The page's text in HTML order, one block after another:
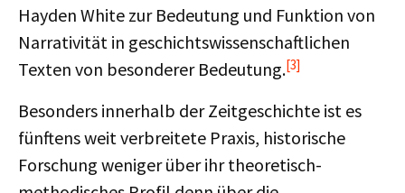
Hayden White zur Bedeutung und Funktion von
Narrativität in geschichtswissenschaftlichen
Texten von besonderer Bedeutung.[3]
Besonders innerhalb der Zeitgeschichte ist es
fünftens weit verbreitete Praxis, historische
Forschung weniger über ihr theoretisch-